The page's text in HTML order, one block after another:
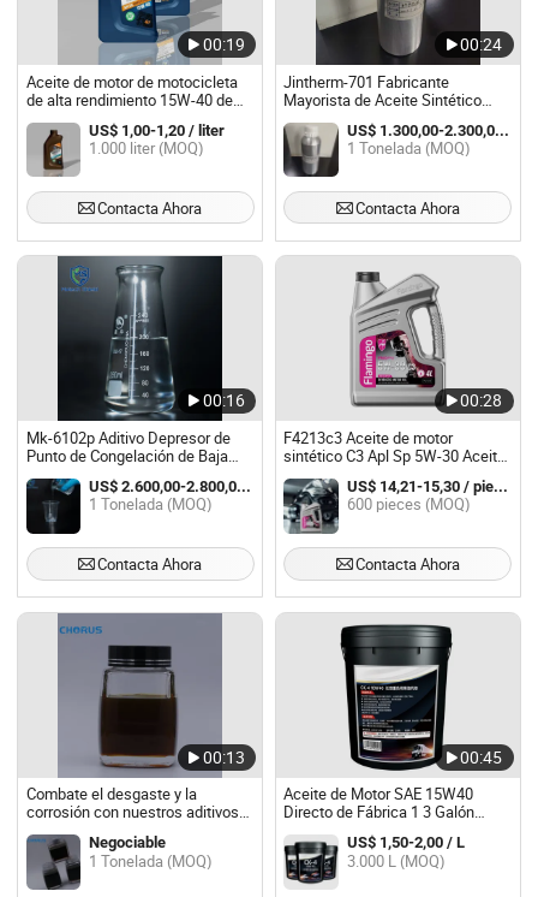
00:19
Aceite de motor de motocicleta
de alta rendimiento 15W-40 de
alta calidad
US$ 1,00-1,20 / liter
1.000 liter (MOQ)
Contacta Ahora
00:24
Jintherm-701 Fabricante
Mayorista de Aceite Sintético
Refinado y Aceite de Motor de
Conductividad Térmica
US$ 1.300,00-2.300,00 / Tonelada
1 Tonelada (MOQ)
Contacta Ahora
00:16
Mk-6102p Aditivo Depresor de
Punto de Congelación de Baja
Temperatura Mejora CCS Mrv
para 10W-40 Formulación de
Aceite de Motor
US$ 2.600,00-2.800,00 / Tonelada
1 Tonelada (MOQ)
Contacta Ahora
00:28
F4213c3 Aceite de motor
sintético C3 Apl Sp 5W-30 Aceite
de motor
US$ 14,21-15,30 / pieces
600 pieces (MOQ)
Contacta Ahora
00:13
Combate el desgaste y la
corrosión con nuestros aditivos
confiables para aceite de motor
de ferrocarrilNegociable
1 Tonelada (MOQ)
00:45
Aceite de Motor SAE 15W40
Directo de Fábrica 1 3 Galón
Galón de Alta Dureza y Alto
Rendimiento Aceite de Motor
Diesel de Mezcla Sintética
Parcial Ci-4 15W-40
US$ 1,50-2,00 / L
3.000 L (MOQ)